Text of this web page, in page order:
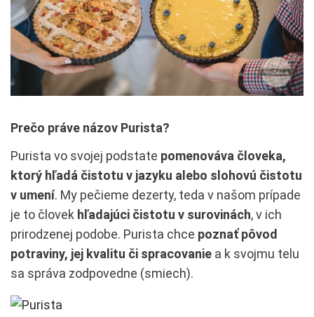
Prečo práve názov Purista?
Purista vo svojej podstate pomenováva človeka,
ktorý hľadá čistotu v jazyku alebo slohovú čistotu
v umení. My pečieme dezerty, teda v našom prípade
je to človek hľadajúci čistotu v surovinách, v ich
prirodzenej podobe. Purista chce poznať pôvod
potraviny, jej kvalitu či spracovanie a k svojmu telu
sa správa zodpovedne (smiech).